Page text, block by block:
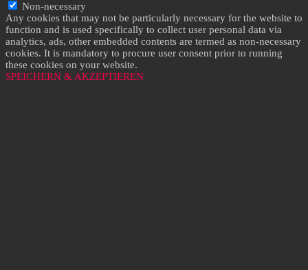
Non-necessary
Any cookies that may not be particularly necessary for the website to
function and is used specifically to collect user personal data via
analytics, ads, other embedded contents are termed as non-necessary
cookies. It is mandatory to procure user consent prior to running
these cookies on your website.
SPEICHERN & AKZEPTIEREN